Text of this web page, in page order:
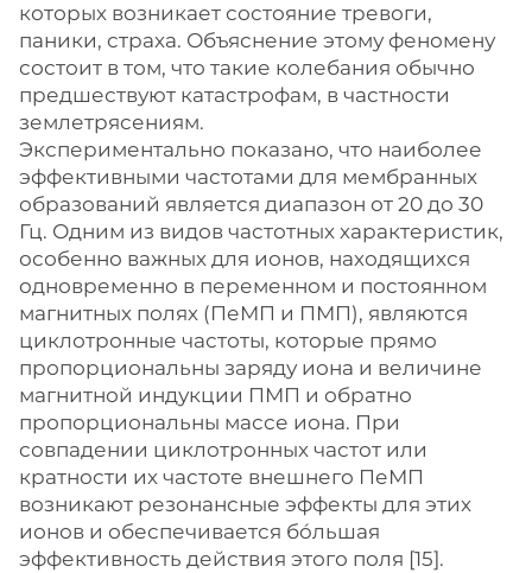
которых возникает состояние тревоги,
паники, страха. Объяснение этому феномену
состоит в том, что такие колебания обычно
предшествуют катастрофам, в частности
землетрясениям.
Экспериментально показано, что наиболее
эффективными частотами для мембранных
образований является диапазон от 20 до 30
Гц. Одним из видов частотных характеристик,
особенно важных для ионов, находящихся
одновременно в переменном и постоянном
магнитных полях (ПеМП и ПМП), являются
циклотронные частоты, которые прямо
пропорциональны заряду иона и величине
магнитной индукции ПМП и обратно
пропорциональны массе иона. При
совпадении циклотронных частот или
кратности их частоте внешнего ПеМП
возникают резонансные эффекты для этих
ионов и обеспечивается бóльшая
эффективность действия этого поля [15].